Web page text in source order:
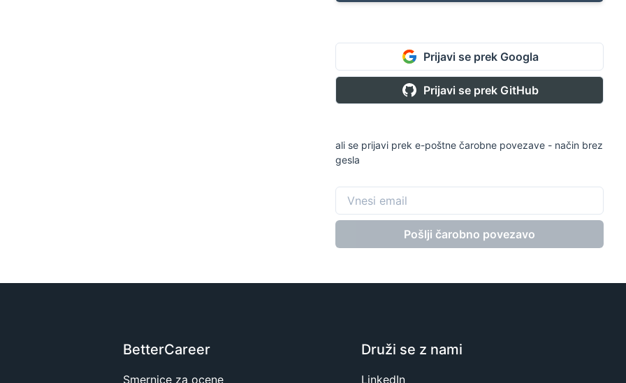
Prijavi se prek Googla
Prijavi se prek GitHub
ali se prijavi prek e-poštne čarobne povezave - način brez
gesla
Pošlji čarobno povezavo
BetterCareer
Smernice za ocene
Druži se z nami
LinkedIn